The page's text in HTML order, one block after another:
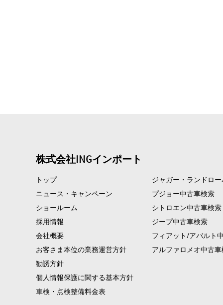
株式会社INGインポート
トップ
ニュース・キャンペーン
ショールーム
採用情報
会社概要
お客さま本位の業務運営方針
勧誘方針
個人情報保護に関する基本方針
車検・点検整備料金表
ジャガー・ランドロ
プジョー中古車検索
シトロエン中古車検索
ジープ中古車検索
フィアット/アバルト
アルファロメオ中古